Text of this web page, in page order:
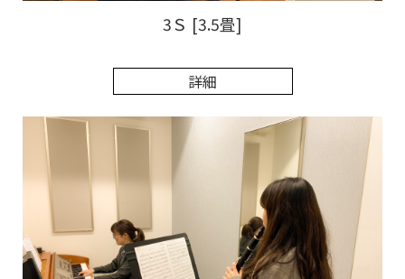
3Ｓ [3.5畳]
詳細